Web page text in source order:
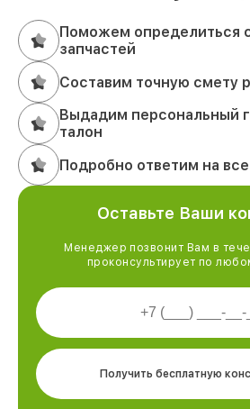
Поможем определиться
запчастей
Составим точную смету
Выдадим персональный
талон
Подробно ответим на
Оставьте Ваши
Менеджер позвонит Вам в
проконсультирует по
Получить бесплатную